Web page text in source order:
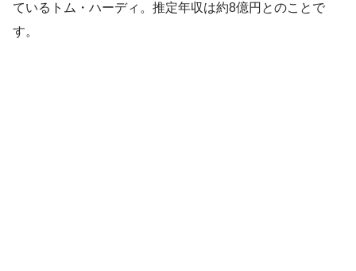
ているトム・ハーディ。推定年収は約8億円とのことで
す。